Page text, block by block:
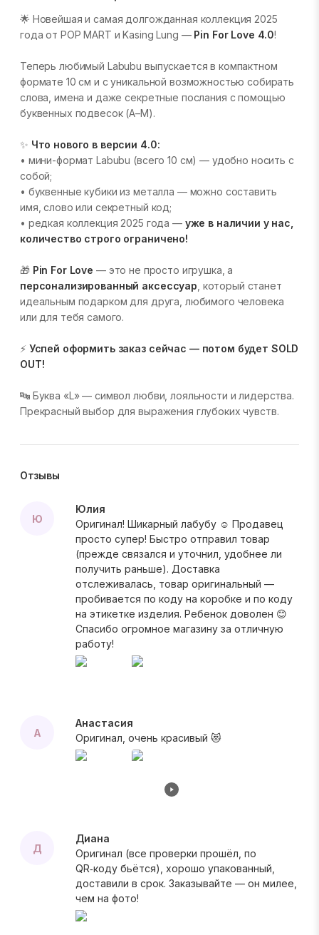
🌟 Новейшая и самая долгожданная коллекция 2025
года от POP MART и Kasing Lung — Pin For Love 4.0!
Теперь любимый Labubu выпускается в компактном
формате 10 см и с уникальной возможностью собирать
слова, имена и даже секретные послания с помощью
буквенных подвесок (A–M).
✨ Что нового в версии 4.0:
• мини-формат Labubu (всего 10 см) — удобно носить с
собой;
• буквенные кубики из металла — можно составить
имя, слово или секретный код;
• редкая коллекция 2025 года — уже в наличии у нас,
количество строго ограничено!
🎁 Pin For Love — это не просто игрушка, а
персонализированный аксессуар , который станет
идеальным подарком для друга, любимого человека
или для тебя самого.
⚡ Успей оформить заказ сейчас — потом будет SOLD
OUT!
🔤 Буква «L» — символ любви, лояльности и лидерства.
Прекрасный выбор для выражения глубоких чувств.
Отзывы
Ю
Юлия
Оригинал! Шикарный лабубу ☺️ Продавец
просто супер! Быстро отправил товар
(прежде связался и уточнил, удобнее ли
получить раньше). Доставка
отслеживалась, товар оригинальный —
пробивается по коду на коробке и по коду
на этикетке изделия. Ребенок доволен 😊
Спасибо огромное магазину за отличную
работу!
А
Анастасия
Оригинал, очень красивый 😻
Д
Диана
Оригинал (все проверки прошёл, по
QR‑коду бьётся), хорошо упакованный,
доставили в срок. Заказывайте — он милее,
чем на фото!